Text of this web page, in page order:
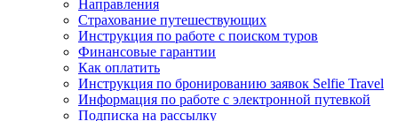
Направления
Страхование путешествующих
Инструкция по работе с поиском туров
Финансовые гарантии
Как оплатить
Инструкция по бронированию заявок Selfie Travel
Информация по работе с электронной путевкой
Подписка на рассылку